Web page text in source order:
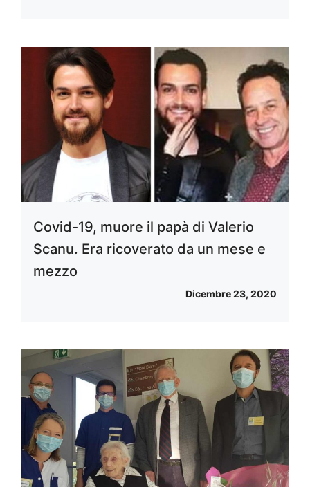
Covid-19, muore il papà di Valerio
Scanu. Era ricoverato da un mese e
mezzo
Dicembre 23, 2020